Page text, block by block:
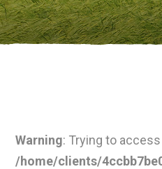
Warning: Trying to
/home/clients/